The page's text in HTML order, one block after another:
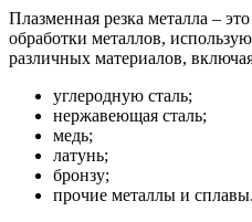
Плазменная резка металла –
обработки металлов,
различных материалов,
углеродную сталь;
нержавеющая сталь;
медь;
латунь;
бронзу;
прочие металлы и сплавы.